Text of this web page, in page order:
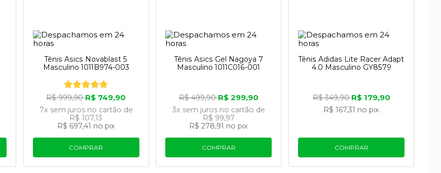
Tênis Asics Novablast 5
Masculino 1011B974-003
R$ 999,90R$ 749,90
7x sem juros no cartão de
R$ 107,13
R$ 697,41 no pix
COMPRAR
Tênis Asics Gel Nagoya 7
Masculino 1011C016-001
R$ 499,90R$ 299,90
3x sem juros no cartão de
R$ 99,97
R$ 278,91 no pix
COMPRAR
Tênis Adidas Lite Racer Adapt
4.0 Masculino GY8579
R$ 349,90R$ 179,90
R$ 167,31 no pix
COMPRAR